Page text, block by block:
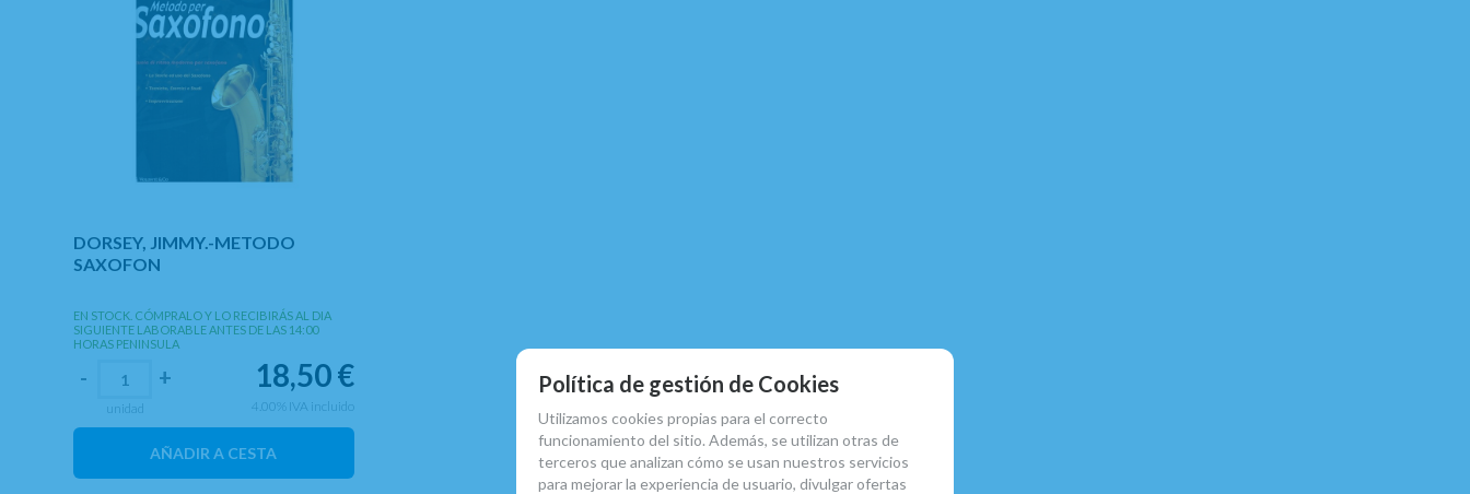
DORSEY, JIMMY.-METODO
SAXOFON
EN STOCK. CÓMPRALO Y LO RECIBIRÁS AL DIA
SIGUIENTE LABORABLE ANTES DE LAS 14:00
HORAS PENINSULA
18,50€
4.00% IVA incluido
- +
unidad
AÑADIR A CESTA
Política de gestión de Cookies
Utilizamos cookies propias para el correcto
funcionamiento del sitio. Además, se utilizan otras de
terceros que analizan cómo se usan nuestros servicios
para mejorar la experiencia de usuario, divulgar ofertas